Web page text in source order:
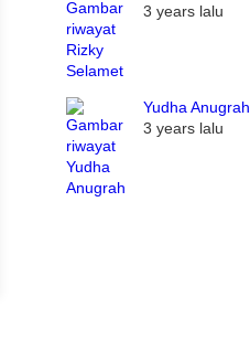
3 years lalu
Yudha Anugrah
3 years lalu